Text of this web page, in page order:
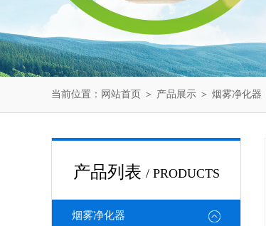
当前位置： 网站首页 ＞ 产品展示 ＞ 烟雾净化器
产品列表 / PRODUCTS
烟雾净化器